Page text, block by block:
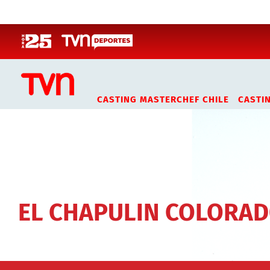
CASTING MASTERCHEF CHILE
EL CHAPULIN